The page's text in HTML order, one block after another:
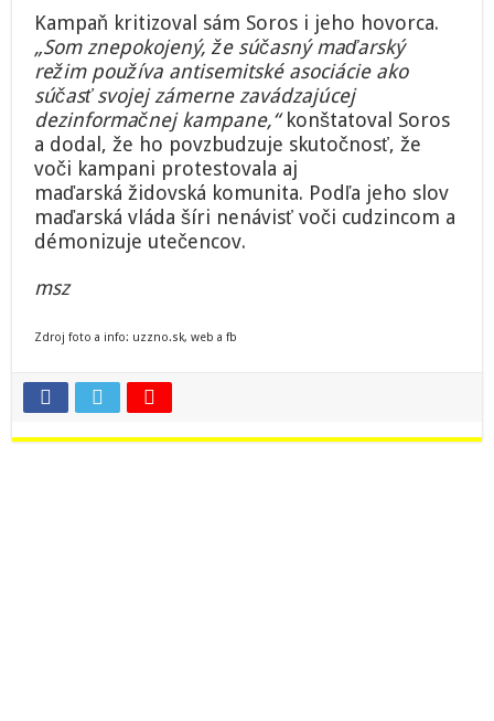
Kampaň kritizoval sám Soros i jeho hovorca.
„Som znepokojený, že súčasný maďarský
režim používa antisemitské asociácie ako
súčasť svojej zámerne zavádzajúcej
dezinformačnej kampane,“konštatoval Soros
a dodal, že ho povzbudzuje skutočnosť, že
voči kampani protestovala aj
maďarská židovská komunita. Podľa jeho slov
maďarská vláda šíri nenávisť voči cudzincom a
démonizuje utečencov.
msz
Zdroj foto a info: uzzno.sk, web a fb